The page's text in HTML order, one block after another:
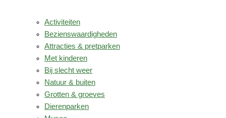
Activiteiten
Bezienswaardigheden
Attracties & pretparken
Met kinderen
Bij slecht weer
Natuur & buiten
Grotten & groeves
Dierenparken